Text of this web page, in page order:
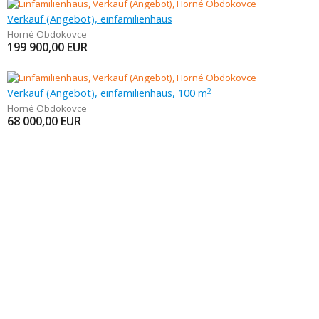
Verkauf (Angebot), einfamilienhaus
Horné Obdokovce
199 900,00 EUR
Verkauf (Angebot), einfamilienhaus, 100 m2
Horné Obdokovce
68 000,00 EUR